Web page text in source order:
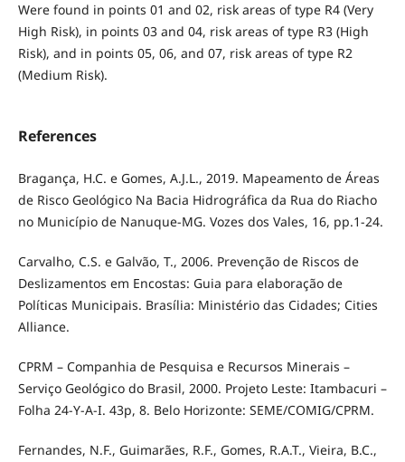
Were found in points 01 and 02, risk areas of type R4 (Very
High Risk), in points 03 and 04, risk areas of type R3 (High
Risk), and in points 05, 06, and 07, risk areas of type R2
(Medium Risk).
References
Bragança, H.C. e Gomes, A.J.L., 2019. Mapeamento de Áreas
de Risco Geológico Na Bacia Hidrográfica da Rua do Riacho
no Município de Nanuque-MG. Vozes dos Vales, 16, pp.1-24.
Carvalho, C.S. e Galvão, T., 2006. Prevenção de Riscos de
Deslizamentos em Encostas: Guia para elaboração de
Políticas Municipais. Brasília: Ministério das Cidades; Cities
Alliance.
CPRM – Companhia de Pesquisa e Recursos Minerais –
Serviço Geológico do Brasil, 2000. Projeto Leste: Itambacuri –
Folha 24-Y-A-I. 43p, 8. Belo Horizonte: SEME/COMIG/CPRM.
Fernandes, N.F., Guimarães, R.F., Gomes, R.A.T., Vieira, B.C.,